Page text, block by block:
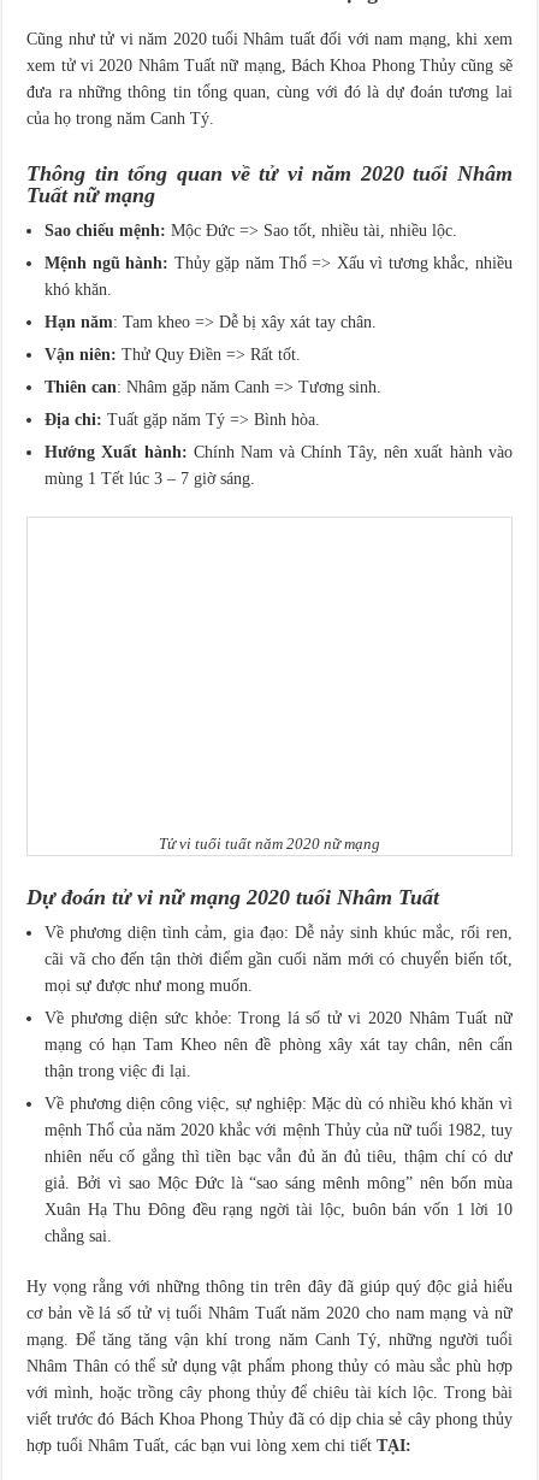
Cũng như tử vi năm 2020 tuổi Nhâm tuất đối với nam mạng, khi xem
xem tử vi 2020 Nhâm Tuất nữ mạng, Bách Khoa Phong Thủy cũng sẽ
đưa ra những thông tin tổng quan, cùng với đó là dự đoán tương lai
của họ trong năm Canh Tý.
Thông tin tổng quan về tử vi năm 2020 tuổi Nhâm
Tuất nữ mạng
Sao chiếu mệnh:Mộc Đức => Sao tốt, nhiều tài, nhiều lộc.
Mệnh ngũ hành: Thủy gặp năm Thổ => Xấu vì tương khắc, nhiều
khó khăn.
Hạn năm: Tam kheo => Dễ bị xây xát tay chân.
Vận niên: Thử Quy Điền => Rất tốt.
Thiên can: Nhâm gặp năm Canh => Tương sinh.
Địa chi: Tuất gặp năm Tý => Bình hòa.
Hướng Xuất hành: Chính Nam và Chính Tây, nên xuất hành vào
mùng 1 Tết lúc 3 – 7 giờ sáng.
Tử vi tuổi tuất năm 2020 nữ mạng
Dự đoán tử vi nữ mạng 2020 tuổi Nhâm Tuất
Về phương diện tình cảm, gia đạo: Dễ nảy sinh khúc mắc, rối ren,
cãi vã cho đến tận thời điểm gần cuối năm mới có chuyển biến tốt,
mọi sự được như mong muốn.
Về phương diện sức khỏe: Trong lá số tử vi 2020 Nhâm Tuất nữ
mạng có hạn Tam Kheo nên đề phòng xây xát tay chân, nên cẩn
thận trong việc đi lại.
Về phương diện công việc, sự nghiệp: Mặc dù có nhiều khó khăn vì
mệnh Thổ của năm 2020 khắc với mệnh Thủy của nữ tuổi 1982, tuy
nhiên nếu cố gắng thì tiền bạc vẫn đủ ăn đủ tiêu, thậm chí có dư
giả. Bởi vì sao Mộc Đức là “sao sáng mênh mông” nên bốn mùa
Xuân Hạ Thu Đông đều rạng ngời tài lộc, buôn bán vốn 1 lời 10
chẳng sai.
Hy vọng rằng với những thông tin trên đây đã giúp quý độc giả hiểu
cơ bản về lá số tử vị tuổi Nhâm Tuất năm 2020 cho nam mạng và nữ
mạng. Để tăng tăng vận khí trong năm Canh Tý, những người tuổi
Nhâm Thân có thể sử dụng vật phẩm phong thủy có màu sắc phù hợp
với mình, hoặc trồng cây phong thủy để chiêu tài kích lộc. Trong bài
viết trước đó Bách Khoa Phong Thủy đã có dịp chia sẻ cây phong thủy
hợp tuổi Nhâm Tuất, các bạn vui lòng xem chi tiếtTẠI: